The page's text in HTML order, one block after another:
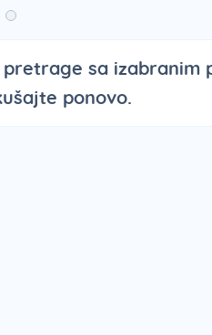
sa izabranim
ponovo.